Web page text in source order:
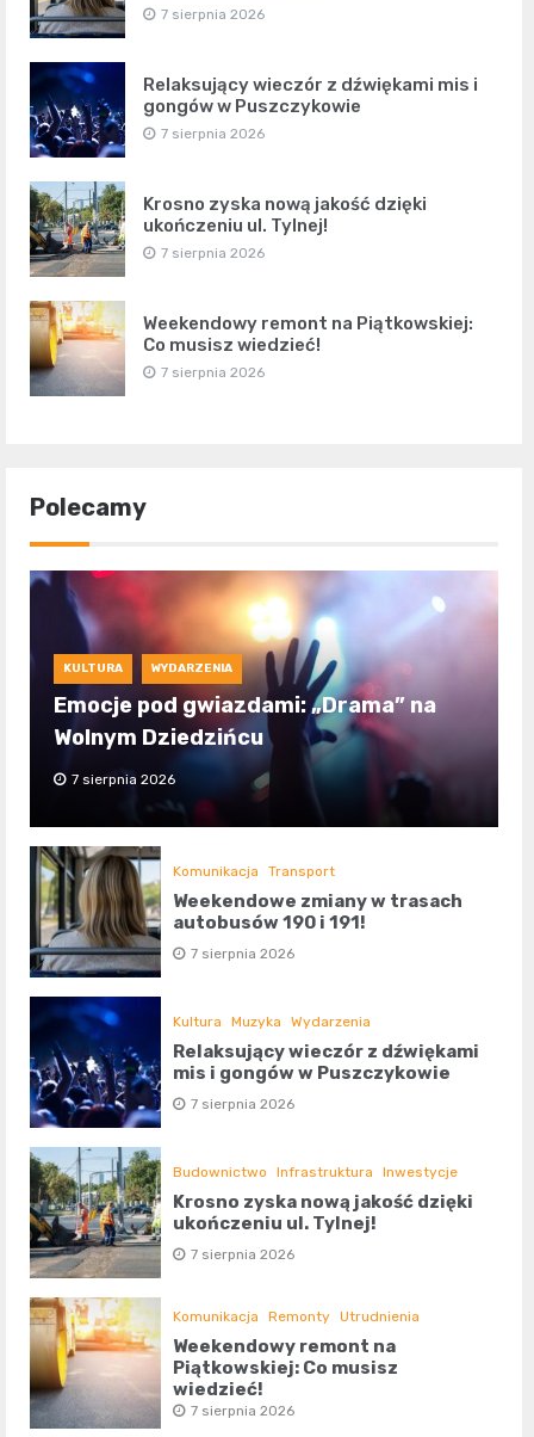
7 sierpnia 2026
Relaksujący wieczór z dźwiękami mis i
gongów w Puszczykowie
7 sierpnia 2026
Krosno zyska nową jakość dzięki
ukończeniu ul. Tylnej!
7 sierpnia 2026
Weekendowy remont na Piątkowskiej:
Co musisz wiedzieć!
7 sierpnia 2026
Polecamy
KULTURA WYDARZENIA
Emocje pod gwiazdami: „Drama” na
Wolnym Dziedzińcu
7 sierpnia 2026
Komunikacja Transport
Weekendowe zmiany w trasach
autobusów 190 i 191!
7 sierpnia 2026
Kultura Muzyka Wydarzenia
Relaksujący wieczór z dźwiękami
mis i gongów w Puszczykowie
7 sierpnia 2026
Budownictwo Infrastruktura Inwestycje
Krosno zyska nową jakość dzięki
ukończeniu ul. Tylnej!
7 sierpnia 2026
Komunikacja Remonty Utrudnienia
Weekendowy remont na
Piątkowskiej: Co musisz
wiedzieć!
7 sierpnia 2026